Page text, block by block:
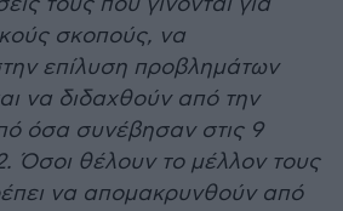
σκοπούς, να
επίλυση προβλημάτων
να διδαχθούν από την
όσα συνέβησαν στις 9
Όσοι θέλουν το μέλλον τους
να απομακρυνθούν από